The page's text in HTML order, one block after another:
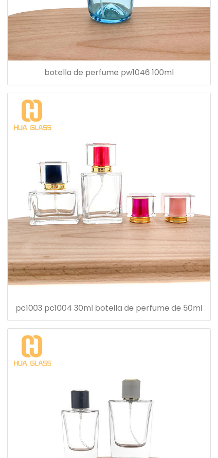
botella de perfume pw1046 100ml
pc1003 pc1004 30ml botella de perfume de 50ml